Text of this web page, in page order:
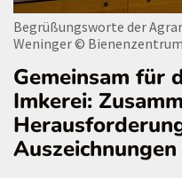
Begrüßungsworte der
Weninger©
Gemeinsam für
Imkerei:
Auszeichnungen